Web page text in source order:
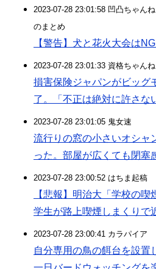
2023-07-28 23:01:58 凹凸ちゃん
のまとめ
【警告】犬と花火大会は
2023-07-28 23:01:33 資格ちゃん
損害保険ジャパンがビッグ
了。「不正は絶対に許さな
2023-07-28 23:01:05 鬼女速
流行りの窓の小さいオシャ
った。部屋が広くても閉塞
2023-07-28 23:00:52 はちま起稿
【悲報】明治大「学校の
学生が路上喫煙しまくりで
2023-07-28 23:00:41 カラパイア
自分専用の鳥の餌台を設置